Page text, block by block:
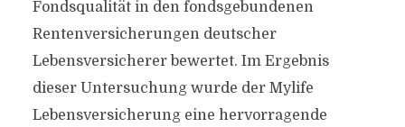
Fondsqualität in den fondsgebundenen
Rentenversicherungen deutscher
Lebensversicherer bewertet. Im Ergebnis
dieser Untersuchung wurde der Mylife
Lebensversicherung eine hervorragende